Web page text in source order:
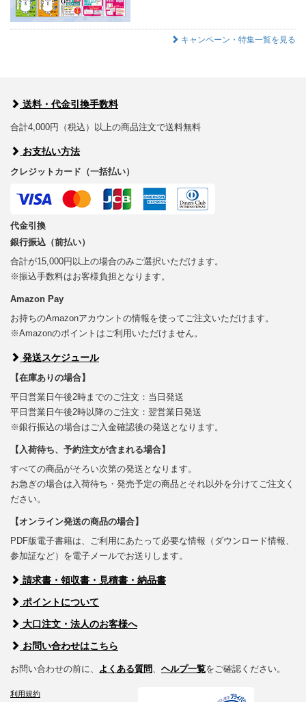
キャンペーン・特集一覧を見る
送料・代金引換手数料
合計4,000円（税込）以上の商品注文で送料無料
お支払い方法
クレジットカード（一括払い）
代金引換
銀行振込（前払い）
合計が15,000円以上の場合のみご選択いただけます。
※振込手数料はお客様負担となります。
Amazon Pay
お持ちのAmazonアカウントの情報を使ってご注文いただけます。
※Amazonのポイントはご利用いただけません。
発送スケジュール
【在庫ありの場合】
平日営業日午後2時までのご注文：当日発送
平日営業日午後2時以降のご注文：翌営業日発送
※銀行振込の場合はご入金確認後の発送となります。
【入荷待ち、予約注文が含まれる場合】
すべての商品がそろい次第の発送となります。
お急ぎの場合は入荷待ち・発売予定の商品とそれ以外を分けてご注文く
ださい。
【オンライン発送の商品の場合】
PDF版電子書籍は、ご利用にあたって必要な情報（ダウンロード情報、
参加証など）を電子メールでお送りします。
請求書・領収書・見積書・納品書
ポイントについて
大口注文・法人のお客様へ
お問い合わせはこちら
お問い合わせの前に、 よくある質問、 ヘルプ一覧をご確認ください。
利用規約